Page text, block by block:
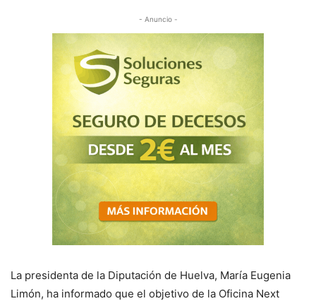
- Anuncio -
La presidenta de la Diputación de Huelva, María Eugenia
Limón, ha informado que el objetivo de la Oficina Next